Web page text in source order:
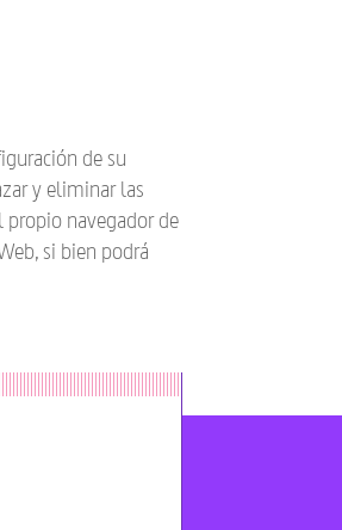
de su
y eliminar las
propio navegador de
si bien podrá